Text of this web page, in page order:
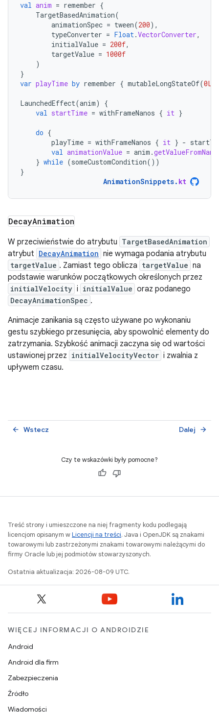
val anim = remember {
TargetBasedAnimation(
animationSpec = tween(200),
typeConverter = Float.VectorConverter,
initialValue = 200f,
targetValue = 1000f
)
}
var playTime by remember { mutableLongStateOf(0L
LaunchedEffect(anim)
{
val startTime = withFrameNanos { it }
do {
playTime = withFrameNanos { it } -
val animationValue = anim .
} while (someCustomCondition())
}
AnimationSnippets. kt
DecayAnimation
W przeciwieństwie do atrybutu TargetBasedAnimation
atrybut DecayAnimation nie wymaga podania atrybutu
targetValue . Zamiast tego oblicza targetValue na
podstawie warunków początkowych określonych przez
initialVelocity i initialValue oraz podanego
DecayAnimationSpec .
Animacje zanikania są często używane po wykonaniu
gestu szybkiego przesunięcia, aby spowolnić elementy do
zatrzymania. Szybkość animacji zaczyna się od wartości
ustawionej przez initialVelocityVector i zwalnia z
upływem czasu.
Wstecz
arrow_back Dalej arrow_forward
Czy te wskazówki były pomocne?
Treść strony i umieszczone na niej fragmenty kodu podlegają
licencjom opisanym wLicencji na treści. Java i OpenJDK są znakami
towarowymi lub zastrzeżonymi znakami towarowymi należącymi do
firmy Oracle lub jej podmiotów stowarzyszonych.
Ostatnia aktualizacja: 2026-08-09 UTC.
WIĘCEJ INFORMACJI O ANDROIDZIE
Android
Android dla firm
Zabezpieczenia
Źródło
Wiadomości